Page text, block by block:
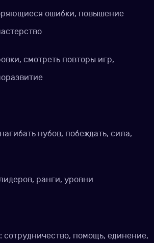
ошибки, повышение
смотреть повторы игр,
нубов, побеждать, сила,
ранги, уровни
сотрудничество, помощь, единение,